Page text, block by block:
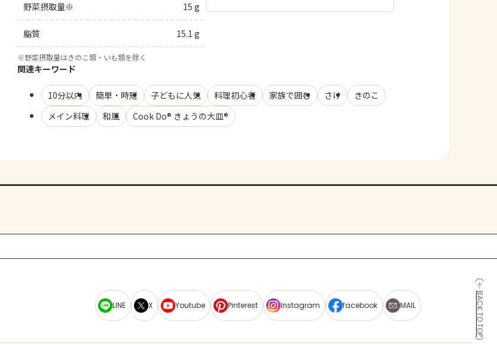
野菜摂取量※ 15 g
脂質 15.1 g
※野菜摂取量はきのこ類・いも類を除く
関連キーワード
10分以内 簡単・時短 子どもに人気 料理初心者 家族で囲む さけ
きのこ
メイン料理
和風 Cook Do® きょうの大皿®
BACK TO TOP
LINE X Youtube Pinterest Instagram facebook MAIL